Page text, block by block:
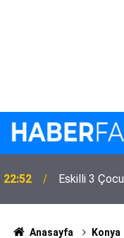
22:52 Eskilli 3
Anasayfa Konya